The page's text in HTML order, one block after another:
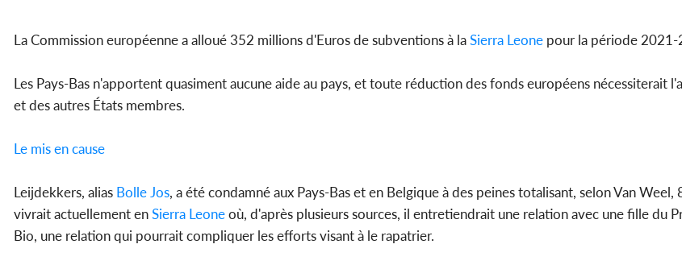
La Commission européenne a alloué 352 millions d'Euros de subventions à laSierra Leone pour la période 2021-
Les Pays-Bas n'apportent quasiment aucune aide au pays, et toute réduction des fonds européens nécessiterait
et des autres États membres.
Le mis en cause
Leijdekkers, alias Bolle Jos, a été condamné aux Pays-Bas et en Belgique à des peines totalisant, selon Van Weel,
vivrait actuellement enSierra Leoneoù, d'après plusieurs sources, il entretiendrait une relation avec une fille du
Bio, une relation qui pourrait compliquer les efforts visant à le rapatrier.